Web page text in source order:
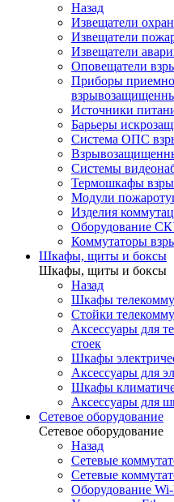
Назад
Извещатели
Извещатели
Извещатели
Оповещатели
Приборы
Источники
Барьеры
Система ОПС
Системы
Термошкафы
Модули
Изделия
Оборудование
Коммутаторы
Шкафы, щиты и боксы
Шкафы, щиты и боксы
Назад
Шкафы
Стойки
Аксессуары для
стоек
Шкафы
Аксессуары для
Шкафы
Аксессуары для
Сетевое оборудование
Сетевое оборудование
Назад
Сетевые
Сетевые
Оборудование